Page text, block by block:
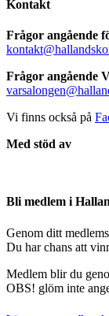
Kontakt
Frågor angående
Frågor angående
Vi finns också på
Med stöd av
Bli medlem i
Genom ditt
Du har chans att
Medlem blir du
OBS! glöm inte